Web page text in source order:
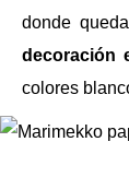
donde
decoración
colores